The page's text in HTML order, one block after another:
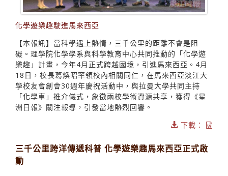
化學遊樂趣駛進馬來西亞
【本報訊】當科學遇上熱情，三千公里的距離不會是阻
礙。理學院化學學系與科學教育中心共同推動的「化學遊
樂趣」計畫，今年4月正式跨越國境，引進馬來西亞。4月
18日，校長葛煥昭率領校內相關同仁，在馬來西亞淡江大
學校友會創會30週年慶祝活動中，與拉曼大學共同主持
「化學車」推介儀式，象徵兩校學術資源共享，獲得《星
洲日報》關注報導，引發當地熱烈回響。
下載：
三千公里跨洋傳遞科普 化學遊樂趣馬來西亞正式啟
動